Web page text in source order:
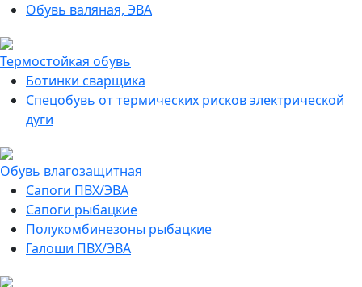
Обувь валяная, ЭВА
Термостойкая обувь
Ботинки сварщика
Спецобувь от термических рисков электрической
дуги
Обувь влагозащитная
Сапоги ПВХ/ЭВА
Сапоги рыбацкие
Полукомбинезоны рыбацкие
Галоши ПВХ/ЭВА